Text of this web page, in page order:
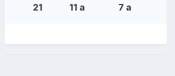
21 11 a 7 a